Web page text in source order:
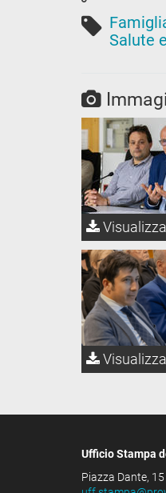
Salute
Visualizza
Visualizza
Ufficio Stampa
Piazza Dante,